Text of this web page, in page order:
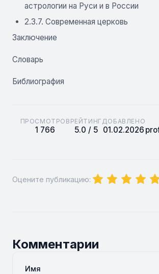
астрологии на Руси и в России
2.3.7. Современная церковь
Заключение
Словарь
Библиография
ПРОСМОТРОВ
1 766
РЕЙТИНГ
5.0 / 5
ДОБАВЛЕНО
01.02.2026
Оцените публикацию:
Комментарии
Имя